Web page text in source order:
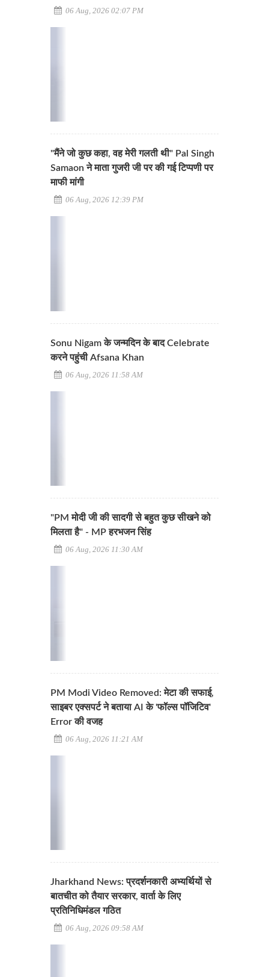
06 Aug, 2026 02:07 PM
"मैंने जो कुछ कहा, वह मेरी गलती थी" Pal Singh
Samaon ने माता गुजरी जी पर की गई टिप्पणी पर
माफी मांगी
06 Aug, 2026 12:39 PM
Sonu Nigam के जन्मदिन के बाद Celebrate
करने पहुंची Afsana Khan
06 Aug, 2026 11:58 AM
"PM मोदी जी की सादगी से बहुत कुछ सीखने को
मिलता है" - MP हरभजन सिंह
06 Aug, 2026 11:30 AM
PM Modi Video Removed: मेटा की सफाई,
साइबर एक्सपर्ट ने बताया AI के 'फॉल्स पॉजिटिव'
Error की वजह
06 Aug, 2026 11:21 AM
Jharkhand News: प्रदर्शनकारी अभ्यर्थियों से
बातचीत को तैयार सरकार, वार्ता के लिए
प्रतिनिधिमंडल गठित
06 Aug, 2026 09:58 AM